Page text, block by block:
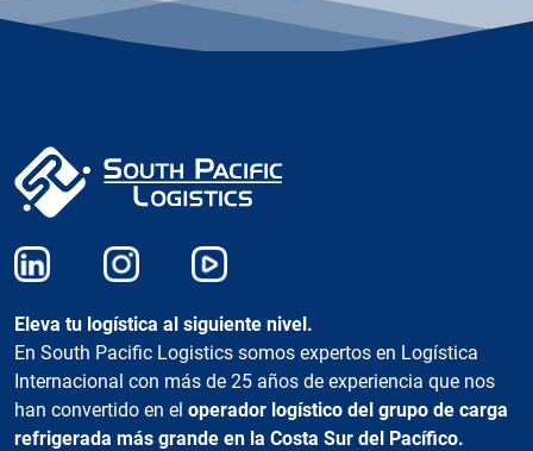
Eleva tu logística al siguiente nivel.
En South Pacific Logistics somos expertos en Logística
Internacional con más de 25 años de experiencia que nos
han convertido en el operador logístico del grupo de carga
refrigerada más grande en la Costa Sur del Pacífico.